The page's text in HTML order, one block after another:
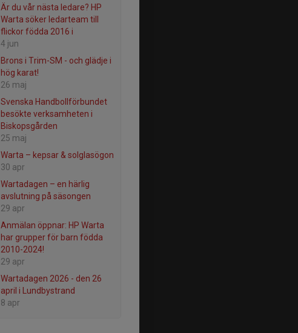
Är du vår nästa ledare? HP
Warta söker ledarteam till
flickor födda 2016 i
4 jun
Brons i Trim-SM - och glädje i
hög karat!
26 maj
Svenska Handbollförbundet
besökte verksamheten i
Biskopsgården
25 maj
Warta – kepsar & solglasögon
30 apr
Wartadagen – en härlig
avslutning på säsongen
29 apr
Anmälan öppnar: HP Warta
har grupper för barn födda
2010-2024!
29 apr
Wartadagen 2026 - den 26
april i Lundbystrand
8 apr